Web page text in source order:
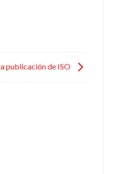
publicación de ISO